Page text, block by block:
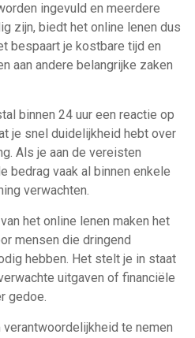
ingevuld en meerdere
zijn, biedt het online lenen dus
bespaart je kostbare tijd en
aan andere belangrijke zaken
binnen 24 uur een reactie op
je snel duidelijkheid hebt over
Als je aan de vereisten
bedrag vaak al binnen enkele
verwachten.
het online lenen maken het
mensen die dringend
hebben. Het stelt je in staat
uitgaven of financiële
gedoe.
te nemen